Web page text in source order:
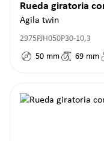
Rueda giratoria
Agila twin
2975PJH050P30-10,3
50 mm 69 mm